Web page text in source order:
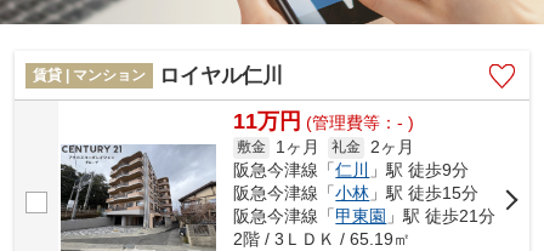
賃貸 | マンション ロイヤル仁川
11万円 (管理費等：- )
敷金 1ヶ月 礼金
2ヶ月
阪急今津線「仁川
」駅 徒歩9分
阪急今津線「小林 」駅 徒歩15分
阪急今津線「甲東園 」駅 徒歩21分
2階 / 3ＬＤＫ / 65.19㎡